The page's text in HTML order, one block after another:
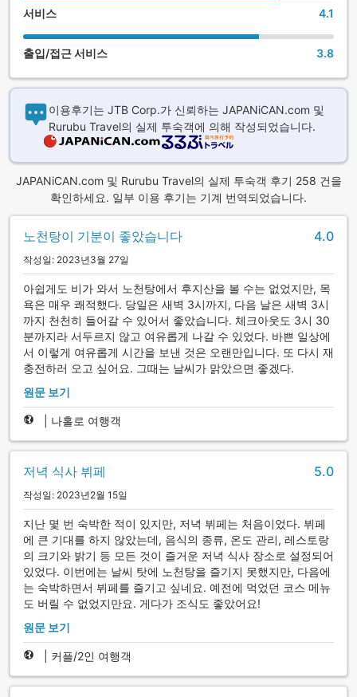
서비스 4.1
출입/접근 서비스 3.8
이용후기는 JTB Corp.가 신뢰하는 JAPANiCAN.com 및
Rurubu Travel의 실제 투숙객에 의해 작성되었습니다.
JAPANiCAN.com 및 Rurubu Travel의 실제 투숙객 후기 258 건을
확인하세요. 일부 이용 후기는 기계 번역되었습니다.
노천탕이 기분이 좋았습니다 4.0
작성일: 2023년3월 27일
아쉽게도 비가 와서 노천탕에서 후지산을 볼 수는 없었지만, 목
욕은 매우 쾌적했다. 당일은 새벽 3시까지, 다음 날은 새벽 3시
까지 천천히 들어갈 수 있어서 좋았습니다. 체크아웃도 3시 30
분까지라 서두르지 않고 여유롭게 나갈 수 있었다. 바쁜 일상에
서 이렇게 여유롭게 시간을 보낸 것은 오랜만입니다. 또 다시 재
충전하러 오고 싶어요. 그때는 날씨가 맑았으면 좋겠다.
원문 보기
나홀로 여행객
저녁 식사 뷔페 5.0
작성일: 2023년2월 15일
지난 몇 번 숙박한 적이 있지만, 저녁 뷔페는 처음이었다. 뷔페
에 큰 기대를 하지 않았는데, 음식의 종류, 온도 관리, 레스토랑
의 크기와 밝기 등 모든 것이 즐거운 저녁 식사 장소로 설정되어
있었다. 이번에는 날씨 탓에 노천탕을 즐기지 못했지만, 다음에
는 숙박하면서 뷔페를 즐기고 싶네요. 예전에 먹었던 코스 메뉴
도 버릴 수 없었지만요. 게다가 조식도 좋았어요!
원문 보기
커플/2인 여행객